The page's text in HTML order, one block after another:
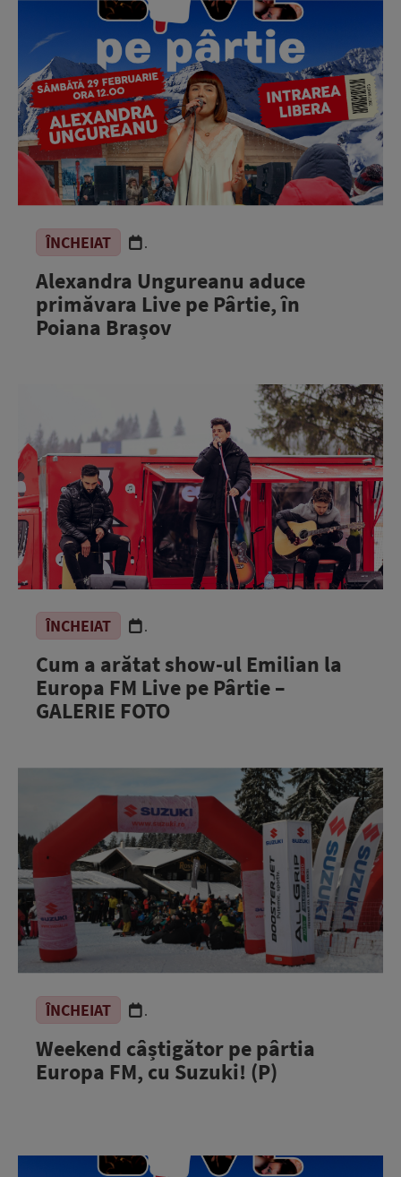
ÎNCHEIAT .
Alexandra Ungureanu aduce
primăvara Live pe Pârtie, în
Poiana Brașov
ÎNCHEIAT .
Cum a arătat show-ul Emilian la
Europa FM Live pe Pârtie –
GALERIE FOTO
ÎNCHEIAT .
Weekend câștigător pe pârtia
Europa FM, cu Suzuki! (P)